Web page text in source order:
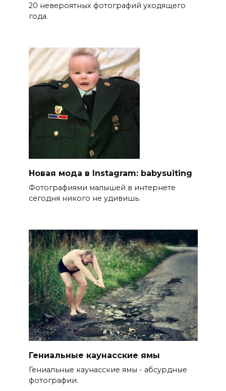
20 невероятных фотографий уходящего
года.
Новая мода в Instagram: babysuiting
Фотографиями малышей в интернете
сегодня никого не удивишь.
Гениальные каунасские ямы
Гениальные каунасские ямы - абсурдные
фотографии.